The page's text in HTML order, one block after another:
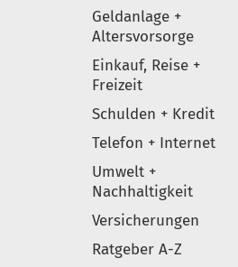
Geldanlage +
Altersvorsorge
Einkauf, Reise +
Freizeit
Schulden + Kredit
Telefon + Internet
Umwelt +
Nachhaltigkeit
Versicherungen
Ratgeber A-Z